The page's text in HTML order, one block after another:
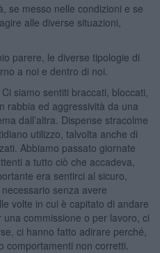
se messo nelle condizioni e se
alle diverse situazioni,
parere, le diverse tipologie di
a noi e dentro di noi.
siamo sentiti braccati, bloccati,
rabbia ed aggressività da una
dall’altra. Dispense stracolme
utilizzo, talvolta anche di
Abbiamo passato giornate
a tutto ciò che accadeva,
era sentirci al sicuro,
senza avere
volte in cui è capitato di andare
commissione o per lavoro, ci
ci hanno fatto adirare perché,
comportamenti non corretti.